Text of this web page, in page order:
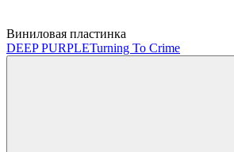
Виниловая пластинка
DEEP PURPLETurning To Crime